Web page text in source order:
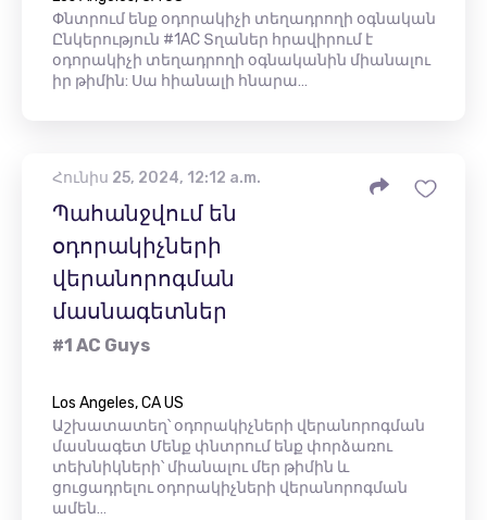
Փնտրում ենք օդորակիչի տեղադրողի օգնական
Ընկերություն #1AC Տղաներ հրավիրում է
օդորակիչի տեղադրողի օգնականին միանալու
իր թիմին: Սա հիանալի հնարա…
Հունիս 25, 2024, 12:12 a.m.
Պահանջվում են
օդորակիչների
վերանորոգման
մասնագետներ
#1 AC Guys
Los Angeles, CA US
Աշխատատեղ՝ օդորակիչների վերանորոգման
մասնագետ Մենք փնտրում ենք փորձառու
տեխնիկների՝ միանալու մեր թիմին և
ցուցադրելու օդորակիչների վերանորոգման
ամեն…